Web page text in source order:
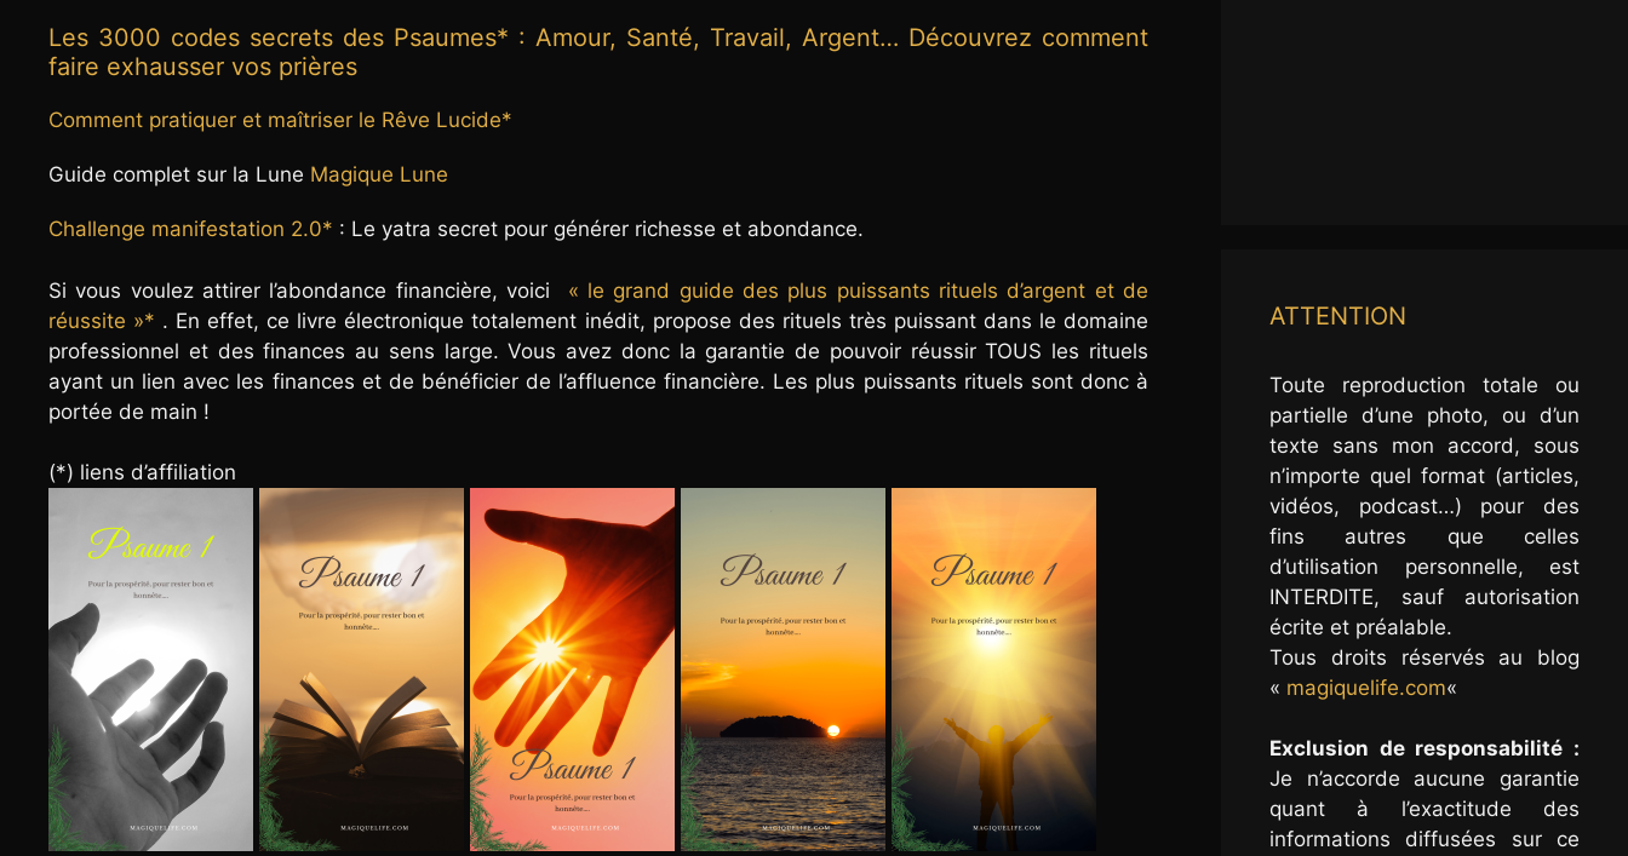
Les 3000 codes secrets des Psaumes* : Amour, Santé, Travail, Argent… Découvrez comment
faire exhausser vos prières
Comment pratiquer et maîtriser le Rêve Lucide*
Guide complet sur la Lune Magique Lune
Challenge manifestation 2.0* : Le yatra secret pour générer richesse et abondance.
Si vous voulez attirer l’abondance financière, voici « le grand guide des plus puissants rituels d’argent et de
réussite »* . En effet, ce livre électronique totalement inédit, propose des rituels très puissant dans le domaine
professionnel et des finances au sens large. Vous avez donc la garantie de pouvoir réussir TOUS les rituels
ayant un lien avec les finances et de bénéficier de l’affluence financière. Les plus puissants rituels sont donc à
portée de main !
(*) liens d’affiliation
ATTENTION
Toute reproduction totale ou
partielle d’une photo, ou d’un
texte sans mon accord, sous
n’importe quel format (articles,
vidéos, podcast…) pour des
fins autres que celles
d’utilisation personnelle, est
INTERDITE, sauf autorisation
écrite et préalable.
Tous droits réservés au blog
« magiquelife.com«
Exclusion de responsabilité :
Je n’accorde aucune garantie
quant à l’exactitude des
informations diffusées sur ce